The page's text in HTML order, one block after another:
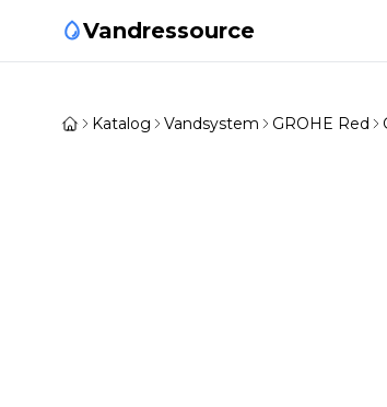
Vandressource
Katalog Vandsystem GROHE Red